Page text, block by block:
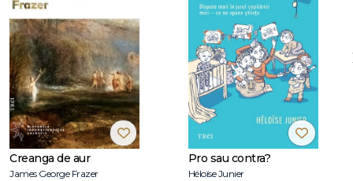
al rețelei europene "European Social Fund Simplification
Thematic Network" din partea Ministerului Educației
Naționale.
Creanga de aur
James George Frazer
Pro sau contra?
Héloïse Junier